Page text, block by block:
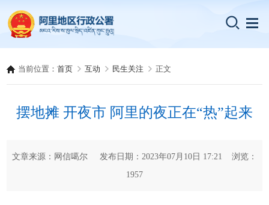
当前位置：首页 互动 民生关注 正文
摆地摊 开夜市 阿里的夜正在“热”起来
文章来源：网信噶尔 发布日期：2023年07月10日 17:21 浏览：
1957